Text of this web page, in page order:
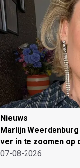
Nieuws
Marlijn
ver in te zoomen op
07-08-2026